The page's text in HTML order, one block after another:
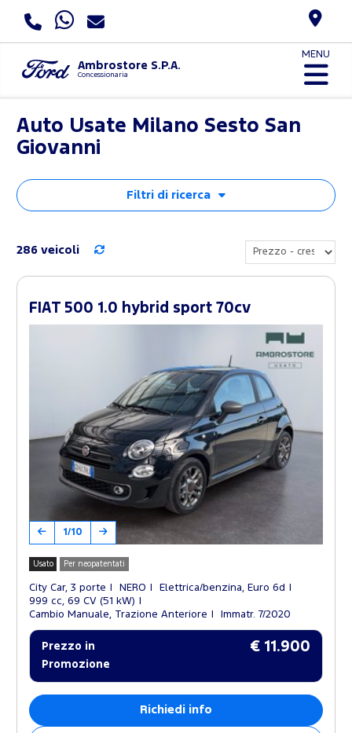
Ambrostore S.P.A.
Concessionaria
MENU
Auto Usate Milano Sesto San
Giovanni
Filtri di ricerca
286 veicoli
FIAT 500 1.0 hybrid sport 70cv
1/10
Usato Per neopatentati
City Car, 3 porte NERO
Elettrica/benzina, Euro 6d
999 cc, 69 CV (51 kW)
Cambio Manuale, Trazione Anteriore
Immatr. 7/2020
Prezzo in
Promozione
€ 11.900
Richiedi info